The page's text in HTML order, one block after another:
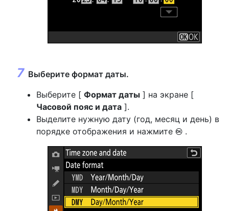
Выберите формат даты.
Выберите [ Формат даты ] на экране [
Часовой пояс и дата ].
Выделите нужную дату (год, месяц и день) в
порядке отображения и нажмите J .